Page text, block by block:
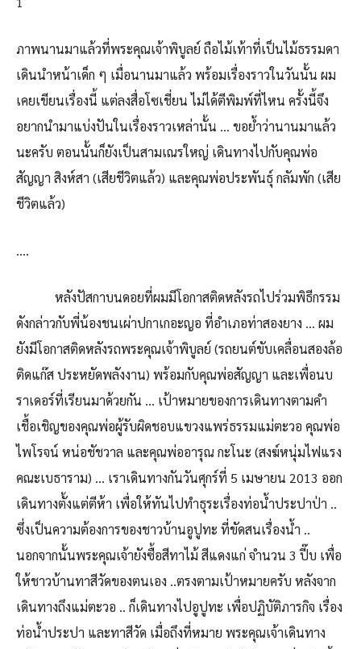
ภาพนานมาแล้วที่พระคุณเจ้าพิบูลย์ ถือไม้เท้าที่เป็นไม้ธรรมดา
เดินนำหน้าเด็ก ๆ เมื่อนานมาแล้ว พร้อมเรื่องราวในวันนั้น ผม
เคยเขียนเรื่องนี้ แต่ลงสื่อโซเชี่ยน ไม่ได้ตีพิมพ์ที่ไหน ครั้งนี้จึง
อยากนำมาแบ่งปันในเรื่องราวเหล่านั้น … ขอย้ำว่านานมาแล้ว
นะครับ ตอนนั้นก็ยังเป็นสามเณรใหญ่ เดินทางไปกับคุณพ่อ
สัญญา สิงห์สา (เสียชีวิตแล้ว) และคุณพ่อประพันธุ์ กลัมพัก (เสีย
ชีวิตแล้ว)
….
หลังปัสกาบนดอยที่ผมมีโอกาสติดหลังรถไปร่วมพิธีกรรม
ดังกล่าวกับพี่น้องชนเผ่าปกาเกอะญอ ที่อำเภอท่าสองยาง … ผม
ยังมีโอกาสติดหลังรถพระคุณเจ้าพิบูลย์ (รถยนต์ขับเคลื่อนสองล้อ
ติดแก๊ส ประหยัดพลังงาน) พร้อมกับคุณพ่อสัญญา และเพื่อนบ
ราเดอร์ที่เรียนมาด้วยกัน … เป้าหมายของการเดินทางตามคำ
เชื้อเชิญของคุณพ่อผู้รับผิดชอบแขวงแพร่ธรรมแม่ตะวอ คุณพ่อ
ไพโรจน์ หน่อชัชวาล และคุณพ่ออารุณ กะโนะ (สงฆ์หนุ่มไฟแรง
คณะเบธาราม) … เราเดินทางกันวันศุกร์ที่ 5 เมษายน 2013 ออก
เดินทางตั้งแต่ตีห้า เพื่อให้ทันไปทำธุระเรื่องท่อน้ำประปาป่า ..
ซึ่งเป็นความต้องการของชาวบ้านอูปูทะ ที่ขัดสนเรื่องน้ำ ..
นอกจากนั้นพระคุณเจ้ายังซื้อสีทาไม้ สีแดงแก่ จำนวน 3 ปี๊บ เพื่อ
ให้ชาวบ้านทาสีวัดของตนเอง ..ตรงตามเป้าหมายครับ หลังจาก
เดินทางถึงแม่ตะวอ .. ก็เดินทางไปอูปูทะ เพื่อปฏิบัติภารกิจ เรื่อง
ท่อน้ำประปา และทาสีวัด เมื่อถึงที่หมาย พระคุณเจ้าเดินทาง